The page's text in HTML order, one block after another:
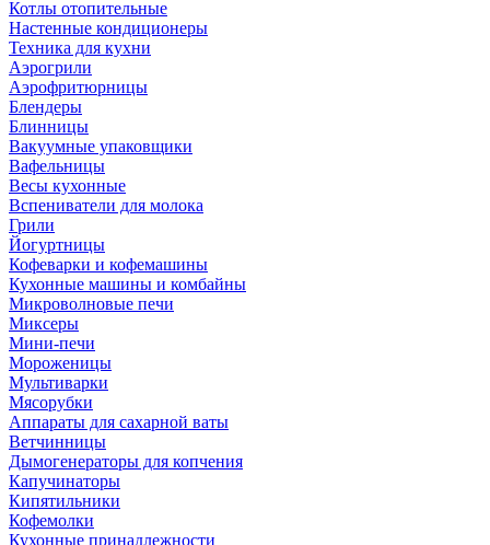
Котлы отопительные
Настенные кондиционеры
Техника для кухни
Аэрогрили
Аэрофритюрницы
Блендеры
Блинницы
Вакуумные упаковщики
Вафельницы
Весы кухонные
Вспениватели для молока
Грили
Йогуртницы
Кофеварки и кофемашины
Кухонные машины и комбайны
Микроволновые печи
Миксеры
Мини-печи
Мороженицы
Мультиварки
Мясорубки
Аппараты для сахарной ваты
Ветчинницы
Дымогенераторы для копчения
Капучинаторы
Кипятильники
Кофемолки
Кухонные принадлежности